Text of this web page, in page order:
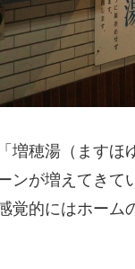
増穂湯（ますほ
ンが増えてき
覚的にはホーム